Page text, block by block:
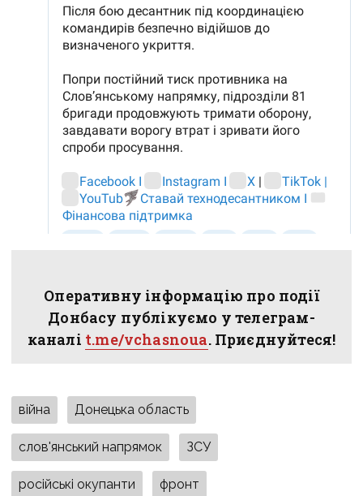
Оперативну інформацію про події
Донбасу публікуємо у телеграм-
каналі t.me/vchasnoua. Приєднуйтеся!
війна Донецька область
слов'янський напрямок ЗСУ
російські окупанти фронт